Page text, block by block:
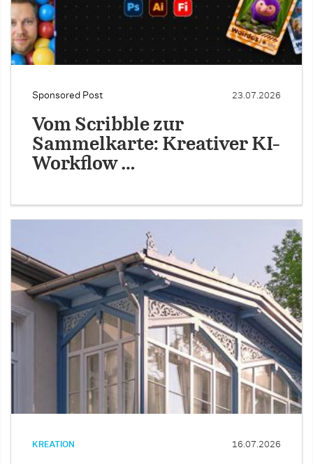
Sponsored Post 23.07.2026
Vom Scribble zur
Sammelkarte: Kreativer KI-
Workflow …
KREATION 16.07.2026